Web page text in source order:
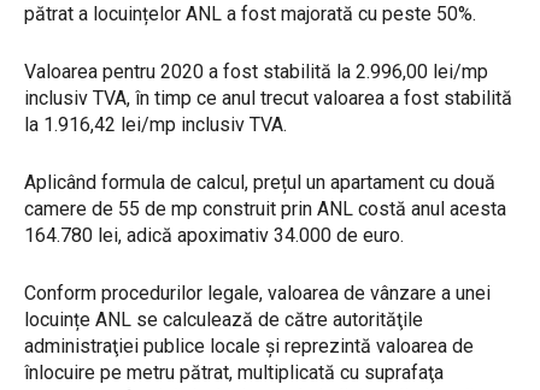
pătrat a locuințelor ANL a fost majorată cu peste 50%.
Valoarea pentru 2020 a fost stabilită la 2.996,00 lei/mp
inclusiv TVA, în timp ce anul trecut valoarea a fost stabilită
la 1.916,42 lei/mp inclusiv TVA.
Aplicând formula de calcul, prețul un apartament cu două
camere de 55 de mp construit prin ANL costă anul acesta
164.780 lei, adică apoximativ 34.000 de euro.
Conform procedurilor legale, valoarea de vânzare a unei
locuințe ANL se calculează de către autorităţile
administraţiei publice locale şi reprezintă valoarea de
înlocuire pe metru pătrat, multiplicată cu suprafaţa